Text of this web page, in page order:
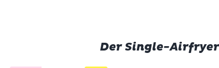
Der Single-Airfryer